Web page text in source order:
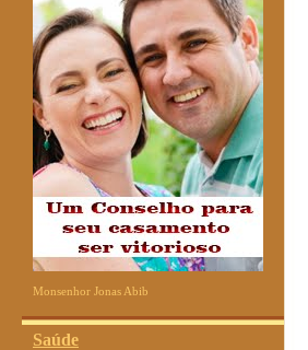
Monsenhor Jonas Abib
Saúde